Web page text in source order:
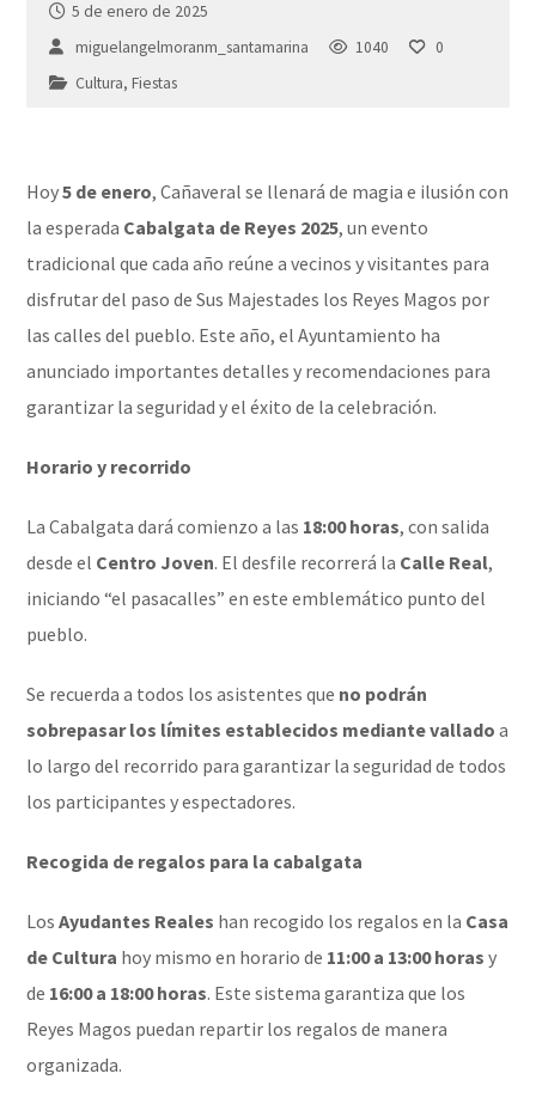
5 de enero de 2025
miguelangelmoranm_santamarina
1040
0
Cultura,Fiestas
Hoy5 de enero, Cañaveral se llenará de magia e ilusión con
la esperada Cabalgata de Reyes 2025, un evento
tradicional que cada año reúne a vecinos y visitantes para
disfrutar del paso de Sus Majestades los Reyes Magos por
las calles del pueblo. Este año, el Ayuntamiento ha
anunciado importantes detalles y recomendaciones para
garantizar la seguridad y el éxito de la celebración.
Horario y recorrido
La Cabalgata dará comienzo a las 18:00 horas, con salida
desde el Centro Joven. El desfile recorrerá la Calle Real,
iniciando “el pasacalles” en este emblemático punto del
pueblo.
Se recuerda a todos los asistentes que no podrán
sobrepasar los límites establecidos mediante vallado a
lo largo del recorrido para garantizar la seguridad de todos
los participantes y espectadores.
Recogida de regalos para la cabalgata
LosAyudantes Reales han recogido los regalos en la Casa
de Cultura hoy mismo en horario de 11:00 a 13:00 horas y
de 16:00 a 18:00 horas. Este sistema garantiza que los
Reyes Magos puedan repartir los regalos de manera
organizada.